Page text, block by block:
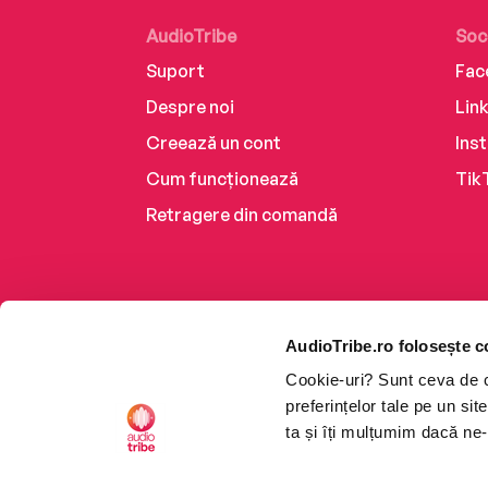
AudioTribe.ro folosește
Cookie-uri? Sunt ceva de
preferințelor tale pe un
ta și îți mulțumim dacă
AudioTribe
Suport
Despre noi
Creează un cont
Cum funcționează
Retragere din comandă